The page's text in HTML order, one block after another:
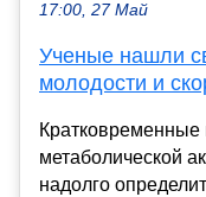
17:00, 27 Май
Ученые нашли
молодости и
Кратковременные
метаболической
надолго